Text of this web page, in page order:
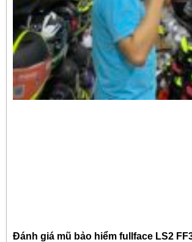
Đánh giá mũ bảo hiểm fullface LS2